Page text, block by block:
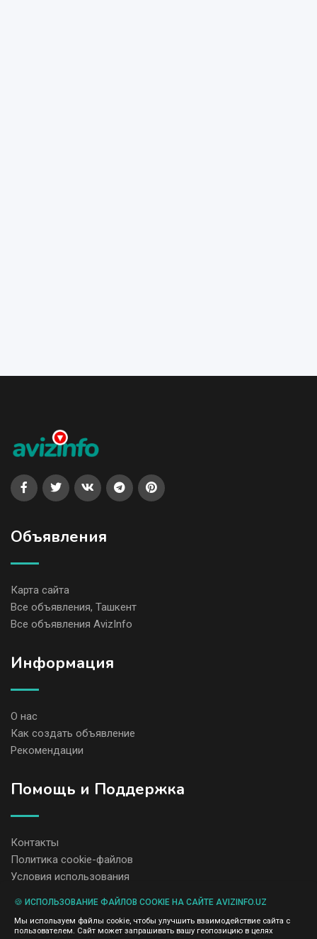
Объявления
Карта сайта
Все объявления, Ташкент
Все объявления AvizInfo
Информация
О нас
Как создать объявление
Рекомендации
Помощь и Поддержка
Контакты
Политика cookie-файлов
Условия использования
содержание размещенных объявлений.
Мы ценим конфиденциальность наших пользователей. Мы не
🍪 ИСПОЛЬЗОВАНИЕ ФАЙЛОВ COOKIE НА САЙТЕ AVIZINFO.UZ
Мы используем файлы cookie, чтобы улучшить взаимодействие сайта с
пользователем. Сайт может запрашивать вашу геопозицию в целях